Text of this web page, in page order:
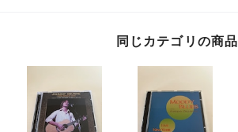
同じカテゴリの商品